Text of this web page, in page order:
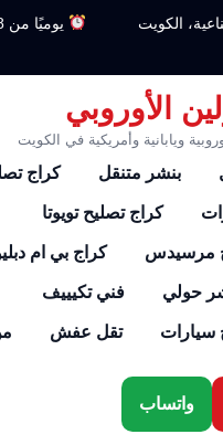
الكويت
يوميًا من 8 صباحًا حتى 10 مساءً
الأوروبي
ويابانية وأمريكية في الكويت
بنشر متنقل كراج
كراج تصليح تويوتا
مرسيدس كراج بي ام
حولي فني تكيييف
سيارات تقل عفش
واتساب